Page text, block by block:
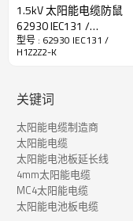
62930 IEC131 /
额定温度
测试电压
额定电压
1.5kV 太阳能电缆防鼠
62930 IEC131 /
H1Z2Z2-K RETIE
型号 : 62930 IEC131 /
H1Z2Z2-K
关键词
太阳能电缆制造商
太阳能电缆
太阳能电池板延长线
4mm太阳能电缆
MC4太阳能电缆
太阳能电池板电缆